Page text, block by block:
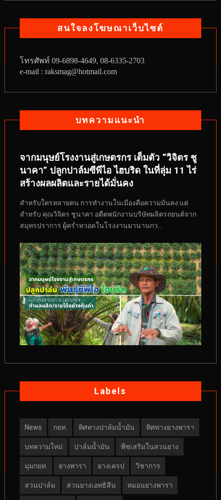
สนใจลงโฆษณาเว็บไซต์
โทรศัพท์ 09-6898-4649, 08-6335-2703
e-mail : raksmag@hotmail.com
บทความแนะนำ
จากมนุษย์โรงงานสู่เกษตรกร เต็มตัว “วิจิตร ชู
นาคา” ปลูกปาล์มซีพีไอ ไฮบริด ในที่ลุ่ม 11 ไร่
สร้างผลผลิตและรายได้มั่นคง
สำหรับใครหลายคน การทำงานในเมืองคือความมั่นคง แต่
สำหรับ คุณวิจิตร ชูนาคา อดีตพนักงานบริษัทผลิตรถยนต์จาก
สมุทรปราการ ผู้คร่ำหวอดในโรงงานมานานกว...
Labels
News กยท. ทิศทางปาล์มน้ำมัน ทิศทางยางพารา
บทความใหม่ ปาล์มน้ำมัน พืชเสริมในสวนยาง
มุมกยท. ยางพารา ยางเครป วิชาการ
สวนปาล์ม สวนยางเอทธิลีน หมอนยางพารา